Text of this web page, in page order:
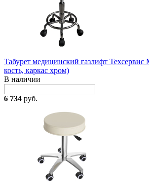
Табурет медицинский газлифт Техсервис
кость, каркас хром)
В наличии
6 734 руб.